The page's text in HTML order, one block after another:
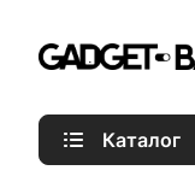
Каталог